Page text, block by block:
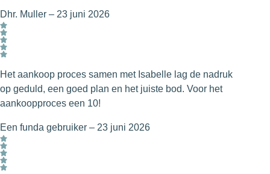
Dhr. Muller – 23 juni 2026
Het aankoop proces samen met Isabelle lag de nadruk
op geduld, een goed plan en het juiste bod. Voor het
aankoopproces een 10!
Een funda gebruiker – 23 juni 2026